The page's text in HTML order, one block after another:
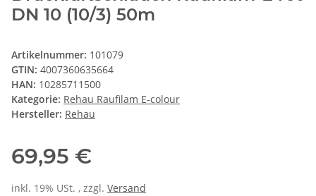
DN 10 (10/3) 50m
Artikelnummer: 101079
GTIN: 4007360635664
HAN: 10285711500
Kategorie: Rehau Raufilam E-colour
Hersteller: Rehau
69,95 €
inkl. 19% USt. , zzgl. Versand